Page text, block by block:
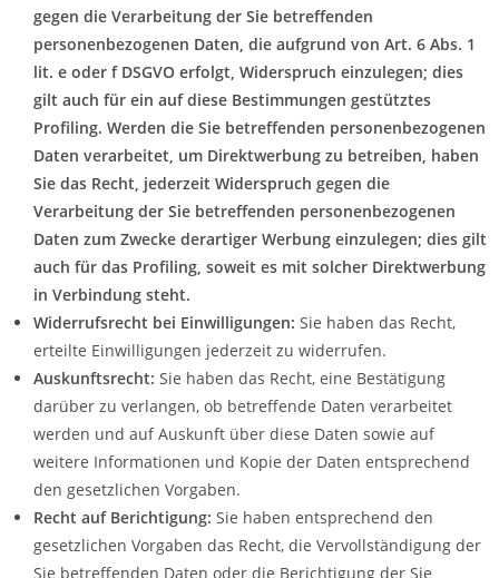
gegen die Verarbeitung der Sie betreffenden
personenbezogenen Daten, die aufgrund von Art. 6 Abs. 1
lit. e oder f DSGVO erfolgt, Widerspruch einzulegen; dies
gilt auch für ein auf diese Bestimmungen gestütztes
Profiling. Werden die Sie betreffenden personenbezogenen
Daten verarbeitet, um Direktwerbung zu betreiben, haben
Sie das Recht, jederzeit Widerspruch gegen die
Verarbeitung der Sie betreffenden personenbezogenen
Daten zum Zwecke derartiger Werbung einzulegen; dies gilt
auch für das Profiling, soweit es mit solcher Direktwerbung
in Verbindung steht.
Widerrufsrecht bei Einwilligungen: Sie haben das Recht,
erteilte Einwilligungen jederzeit zu widerrufen.
Auskunftsrecht: Sie haben das Recht, eine Bestätigung
darüber zu verlangen, ob betreffende Daten verarbeitet
werden und auf Auskunft über diese Daten sowie auf
weitere Informationen und Kopie der Daten entsprechend
den gesetzlichen Vorgaben.
Recht auf Berichtigung: Sie haben entsprechend den
gesetzlichen Vorgaben das Recht, die Vervollständigung der
Sie betreffenden Daten oder die Berichtigung der Sie